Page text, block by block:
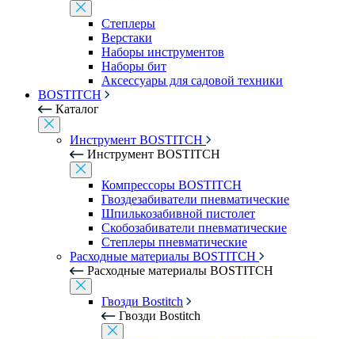
Степлеры
Верстаки
Наборы инструментов
Наборы бит
Аксессуары для садовой техники
BOSTITCH
Каталог
Инструмент BOSTITCH
Инструмент BOSTITCH
Компрессоры BOSTITCH
Гвоздезабиватели пневматические
Шпилькозабивной пистолет
Скобозабиватели пневматические
Степлеры пневматические
Расходные материалы BOSTITCH
Расходные материалы BOSTITCH
Гвозди Bostitch
Гвозди Bostitch